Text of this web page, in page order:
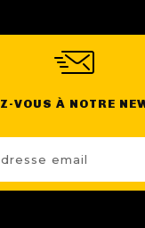
VOUS À NOTRE